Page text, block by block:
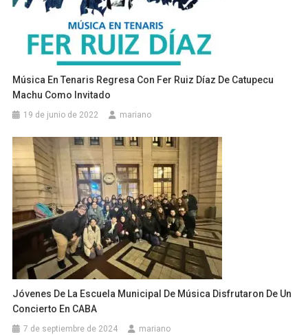
Música En Tenaris Regresa Con Fer Ruiz Díaz De Catupecu
Machu Como Invitado
19 de junio de 2022 mariano
Jóvenes De La Escuela Municipal De Música Disfrutaron De Un
Concierto En CABA
7 de septiembre de 2024 mariano